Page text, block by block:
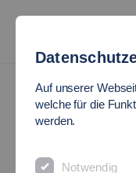
IAK – Institut für
Auf unserer
welche für die
werden.
Notwendig